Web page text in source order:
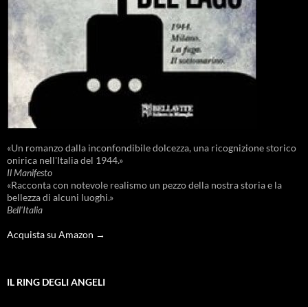
«Un romanzo dalla inconfondibile dolcezza, una ricognizione storico
onirica nell'Italia del 1944.»
Il Manifesto
«Racconta con notevole realismo un pezzo della nostra storia e la
bellezza di alcuni luoghi.»
Bell'Italia
Acquista su Amazon →
IL RING DEGLI ANGELI